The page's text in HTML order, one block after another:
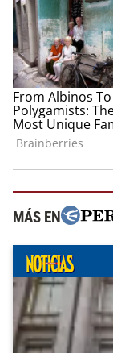
MÁS EN